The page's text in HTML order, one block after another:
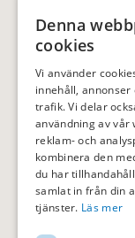
Denna
cookies
Vi använder
innehåll,
trafik. Vi delar
användning av vår
reklam- och
kombinera den
du har
samlat in från din
tjänster. Läs mer